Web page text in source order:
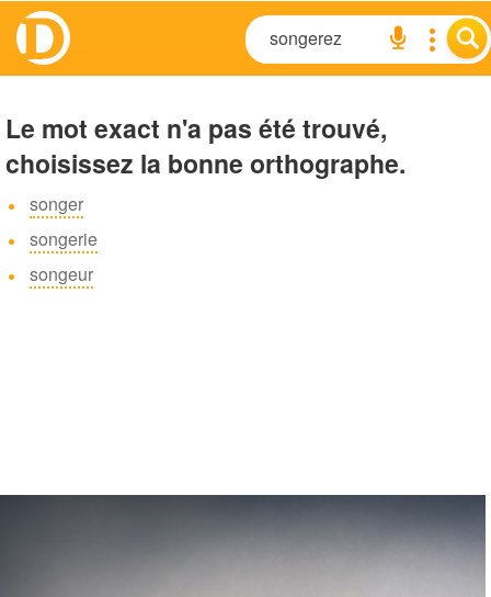
Le mot exact n'a pas été trouvé,
choisissez la bonne orthographe.
songer
songerie
songeur